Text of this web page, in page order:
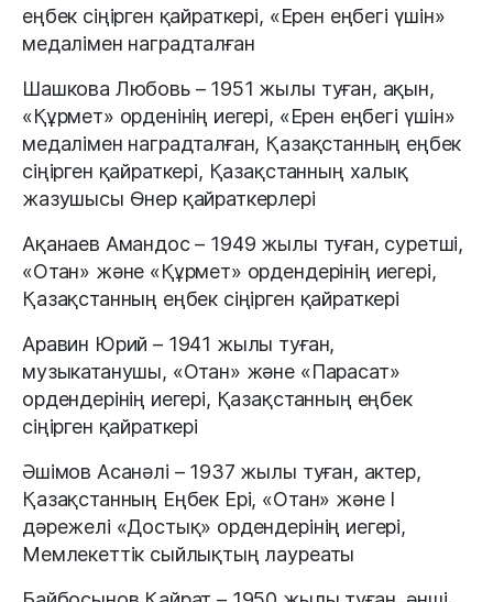
еңбек сіңірген қайраткері, «Ерен еңбегі үшін»
медалімен наградталған
Шашкова Любовь – 1951 жылы туған, ақын,
«Құрмет» орденінің иегері, «Ерен еңбегі үшін»
медалімен наградталған, Қазақстанның еңбек
сіңірген қайраткері, Қазақстанның халық
жазушысы Өнер қайраткерлері
Ақанаев Амандос – 1949 жылы туған, суретші,
«Отан» және «Құрмет» ордендерінің иегері,
Қазақстанның еңбек сіңірген қайраткері
Аравин Юрий – 1941 жылы туған,
музыкатанушы, «Отан» және «Парасат»
ордендерінің иегері, Қазақстанның еңбек
сіңірген қайраткері
Әшімов Асанәлі – 1937 жылы туған, актер,
Қазақстанның Еңбек Ері, «Отан» және I
дәрежелі «Достық» ордендерінің иегері,
Мемлекеттік сыйлықтың лауреаты